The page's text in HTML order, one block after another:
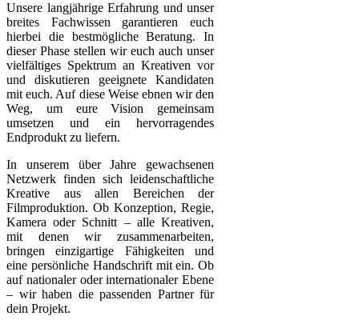
Unsere langjährige Erfahrung und unser
breites Fachwissen garantieren euch
hierbei die bestmögliche Beratung. In
dieser Phase stellen wir euch auch unser
vielfältiges Spektrum an Kreativen vor
und diskutieren geeignete Kandidaten
mit euch. Auf diese Weise ebnen wir den
Weg, um eure Vision gemeinsam
umsetzen und ein hervorragendes
Endprodukt zu liefern.
In unserem über Jahre gewachsenen
Netzwerk finden sich leidenschaftliche
Kreative aus allen Bereichen der
Filmproduktion. Ob Konzeption, Regie,
Kamera oder Schnitt – alle Kreativen,
mit denen wir zusammenarbeiten,
bringen einzigartige Fähigkeiten und
eine persönliche Handschrift mit ein. Ob
auf nationaler oder internationaler Ebene
– wir haben die passenden Partner für
dein Projekt.